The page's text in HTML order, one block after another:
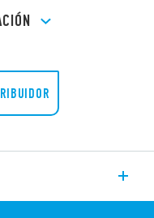
montaje en panel o